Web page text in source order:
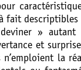
fait descriptibles
» autant
et
n’emploient la